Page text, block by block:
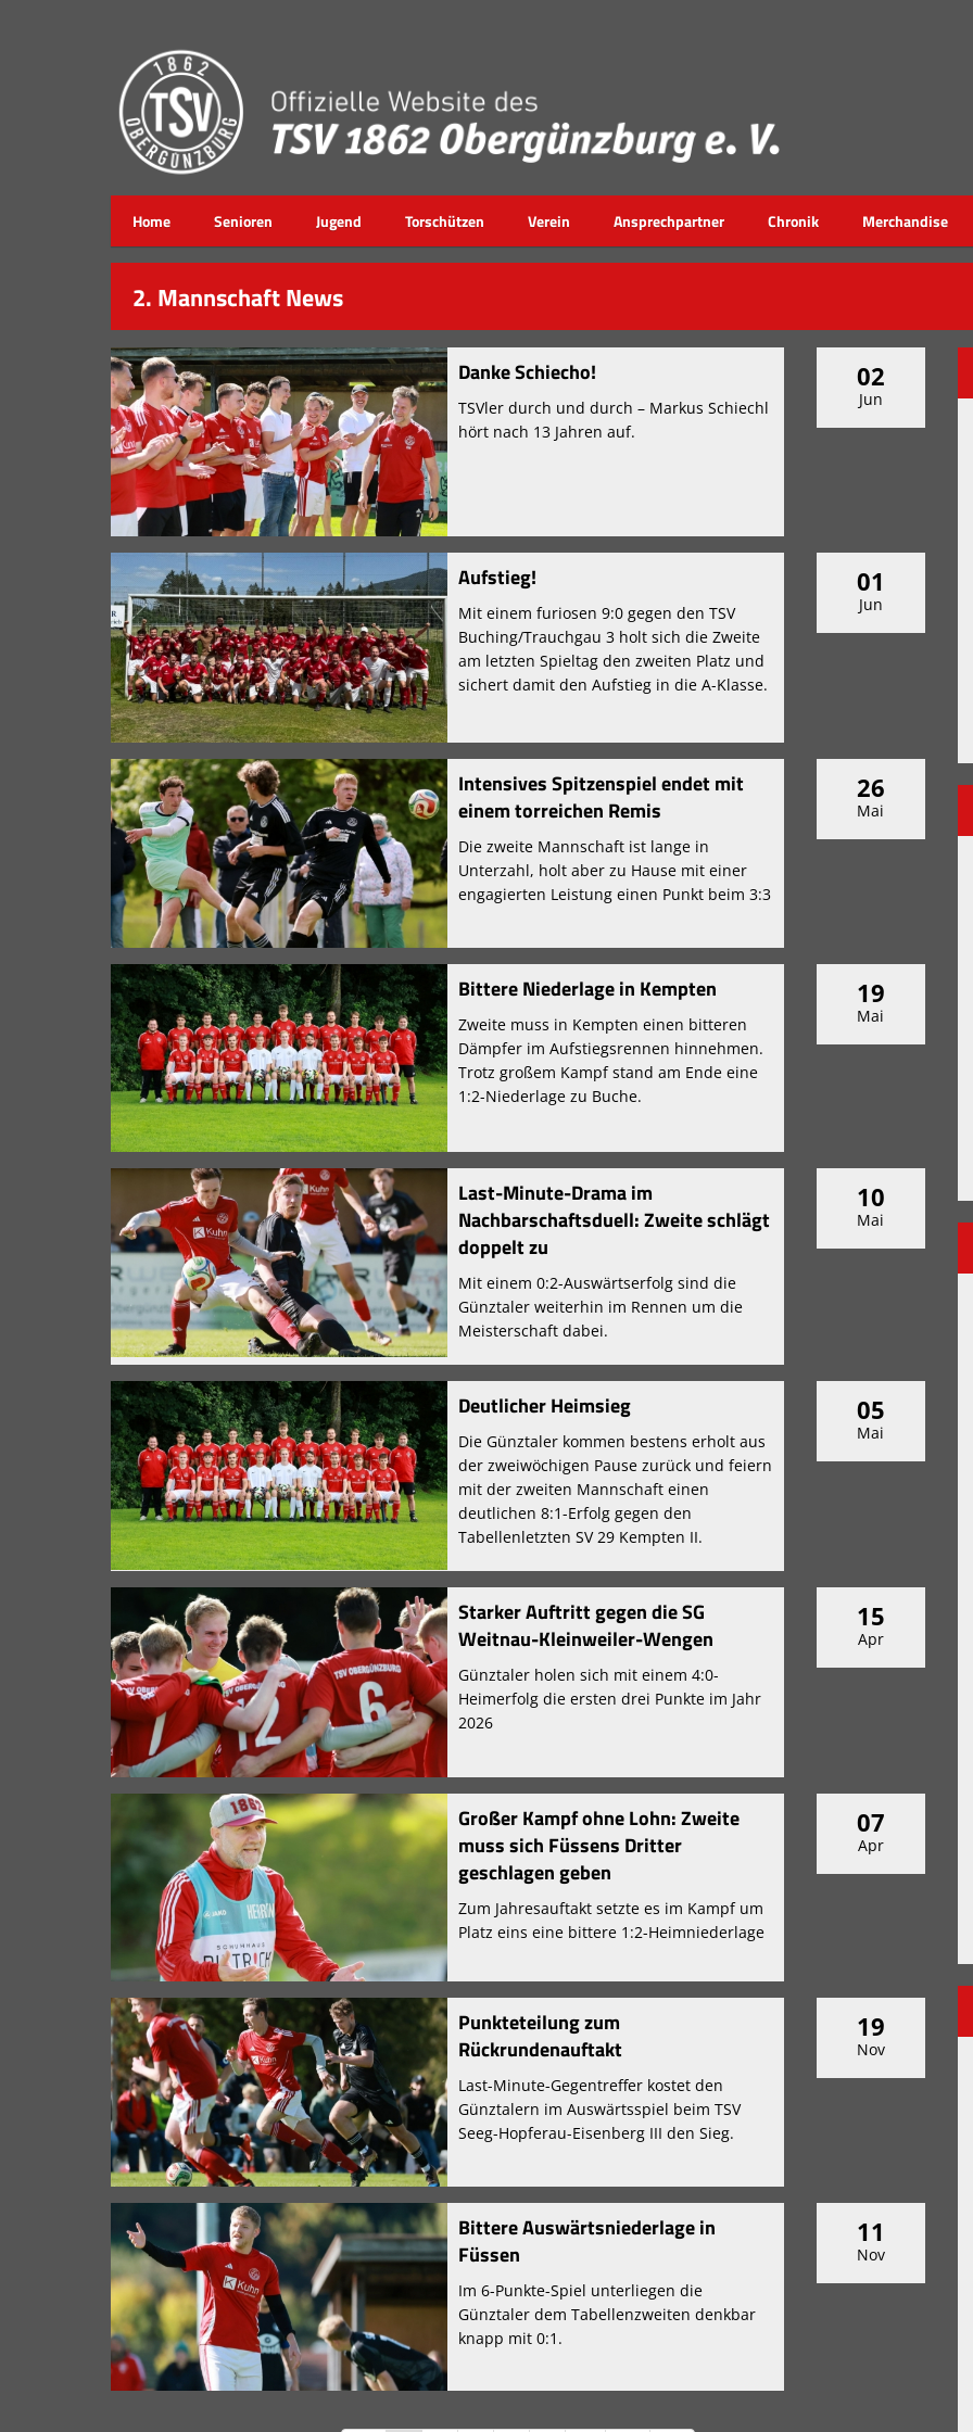
Home Senioren Jugend Torschützen Verein Ansprechpartner Chronik Merchandise
2. Mannschaft News
Danke Schiecho!
TSVler durch und durch – Markus Schiechl
hört nach 13 Jahren auf.
02
Jun
Aufstieg!
Mit einem furiosen 9:0 gegen den TSV
Buching/Trauchgau 3 holt sich die Zweite
am letzten Spieltag den zweiten Platz und
sichert damit den Aufstieg in die A-Klasse.
01
Jun
Intensives Spitzenspiel endet mit
einem torreichen Remis
Die zweite Mannschaft ist lange in
Unterzahl, holt aber zu Hause mit einer
engagierten Leistung einen Punkt beim 3:3
26
Mai
Bittere Niederlage in Kempten
Zweite muss in Kempten einen bitteren
Dämpfer im Aufstiegsrennen hinnehmen.
Trotz großem Kampf stand am Ende eine
1:2-Niederlage zu Buche.
19
Mai
Last-Minute-Drama im
Nachbarschaftsduell: Zweite schlägt
doppelt zu
Mit einem 0:2-Auswärtserfolg sind die
Günztaler weiterhin im Rennen um die
Meisterschaft dabei.
10
Mai
Deutlicher Heimsieg
Die Günztaler kommen bestens erholt aus
der zweiwöchigen Pause zurück und feiern
mit der zweiten Mannschaft einen
deutlichen 8:1-Erfolg gegen den
Tabellenletzten SV 29 Kempten II.
05
Mai
Starker Auftritt gegen die SG
Weitnau-Kleinweiler-Wengen
Günztaler holen sich mit einem 4:0-
Heimerfolg die ersten drei Punkte im Jahr
2026
15
Apr
Großer Kampf ohne Lohn: Zweite
muss sich Füssens Dritter
geschlagen geben
Zum Jahresauftakt setzte es im Kampf um
Platz eins eine bittere 1:2-Heimniederlage
07
Apr
Punkteteilung zum
Rückrundenauftakt
Last-Minute-Gegentreffer kostet den
Günztalern im Auswärtsspiel beim TSV
Seeg-Hopferau-Eisenberg III den Sieg.
19
Nov
Bittere Auswärtsniederlage in
Füssen
Im 6-Punkte-Spiel unterliegen die
Günztaler dem Tabellenzweiten denkbar
knapp mit 0:1.
11
Nov